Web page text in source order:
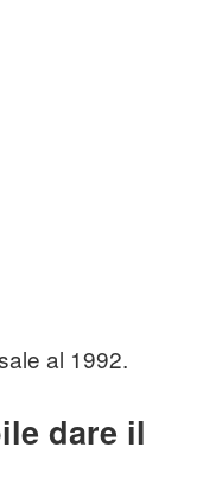
al 1992.
dare il